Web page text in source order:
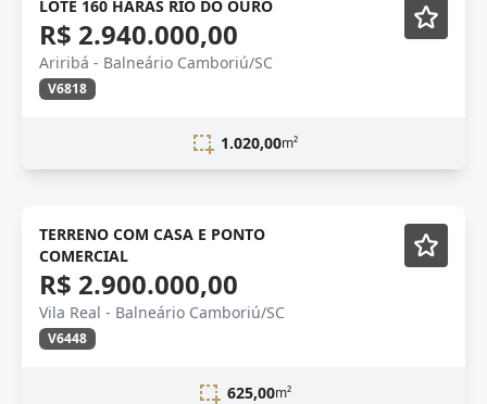
LOTE 160 HARAS RIO DO OURO
R$ 2.940.000,00
Ariribá - Balneário Camboriú/SC
V6818
1.020,00m²
TERRENO COM CASA E PONTO
COMERCIAL
R$ 2.900.000,00
Vila Real - Balneário Camboriú/SC
V6448
625,00m²